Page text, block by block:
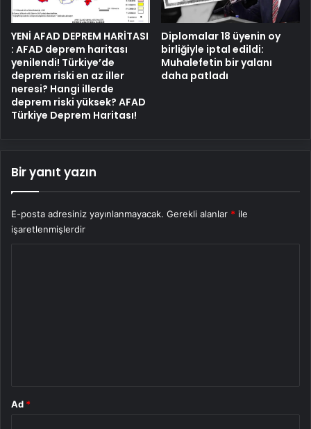
YENİ AFAD DEPREM HARİTASI
: AFAD deprem haritası
yenilendi! Türkiye’de
deprem riski en az iller
neresi? Hangi illerde
deprem riski yüksek? AFAD
Türkiye Deprem Haritası!
Diplomalar 18 üyenin oy
birliğiyle iptal edildi:
Muhalefetin bir yalanı
daha patladı
Bir yanıt yazın
E-posta adresiniz yayınlanmayacak. Gerekli alanlar * ile
işaretlenmişlerdir
Ad *